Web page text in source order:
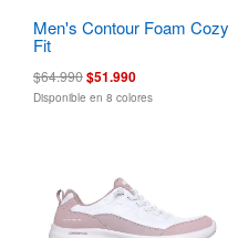
Men's Contour Foam Cozy
Fit
$64.990$51.990
Disponible en 8 colores